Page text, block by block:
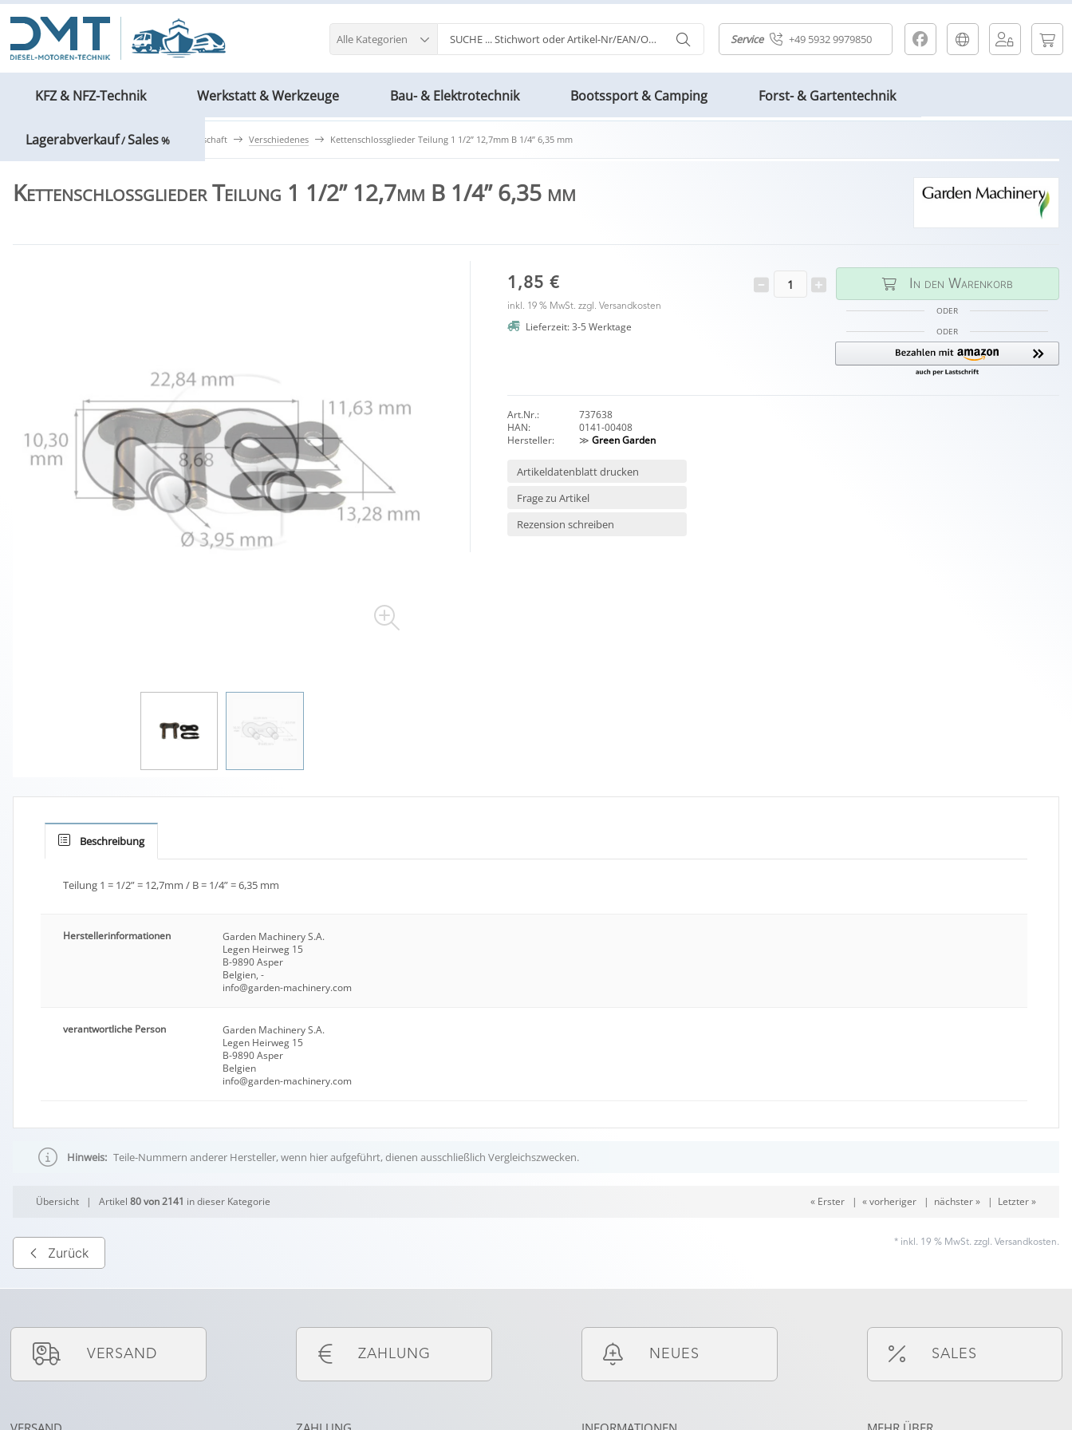
Service +49 5932 9979850
Alle Kategorien
KFZ & NFZ-Technik Werkstatt & Werkzeuge Bau- & Elektrotechnik Bootssport & Camping Forst- & Gartentechnik
Lagerabverkauf/Sales%
Forst- & Gartentechnik Forstwirtschaft Verschiedenes Kettenschlossglieder Teilung 1 1/2” 12,7mm B 1/4” 6,35 mm
Kettenschlossglieder Teilung 1 1/2” 12,7mm B 1/4” 6,35 mm
1,85 €
inkl. 19 % MwSt. zzgl. Versandkosten
Lieferzeit: 3-5 Werktage
In den Warenkorb
ODER
ODER
Art.Nr.:
737638
HAN:
0141-00408
Hersteller:
≫ Green Garden
Artikeldatenblatt drucken
Frage zu Artikel
Rezension schreiben
Beschreibung
Teilung 1 = 1/2” = 12,7mm / B = 1/4” = 6,35 mm
Herstellerinformationen
Garden Machinery S.A.
Legen Heirweg 15
B-9890 Asper
Belgien, -
info@garden-machinery.com
verantwortliche Person
Garden Machinery S.A.
Legen Heirweg 15
B-9890 Asper
Belgien
info@garden-machinery.com
Hinweis: Teile-Nummern anderer Hersteller, wenn hier aufgeführt, dienen ausschließlich Vergleichszwecken.
Übersicht | Artikel80 von 2141 in dieser Kategorie « Erster| « vorheriger| nächster »| Letzter »
Zurück
* inkl. 19 % MwSt. zzgl. Versandkosten.
VERSAND ZAHLUNG NEUES SALES